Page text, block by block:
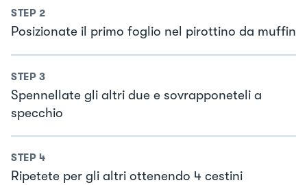
STEP 2
Posizionate il primo foglio nel pirottino da muffin
STEP 3
Spennellate gli altri due e sovrapponeteli a
specchio
STEP 4
Ripetete per gli altri ottenendo 4 cestini